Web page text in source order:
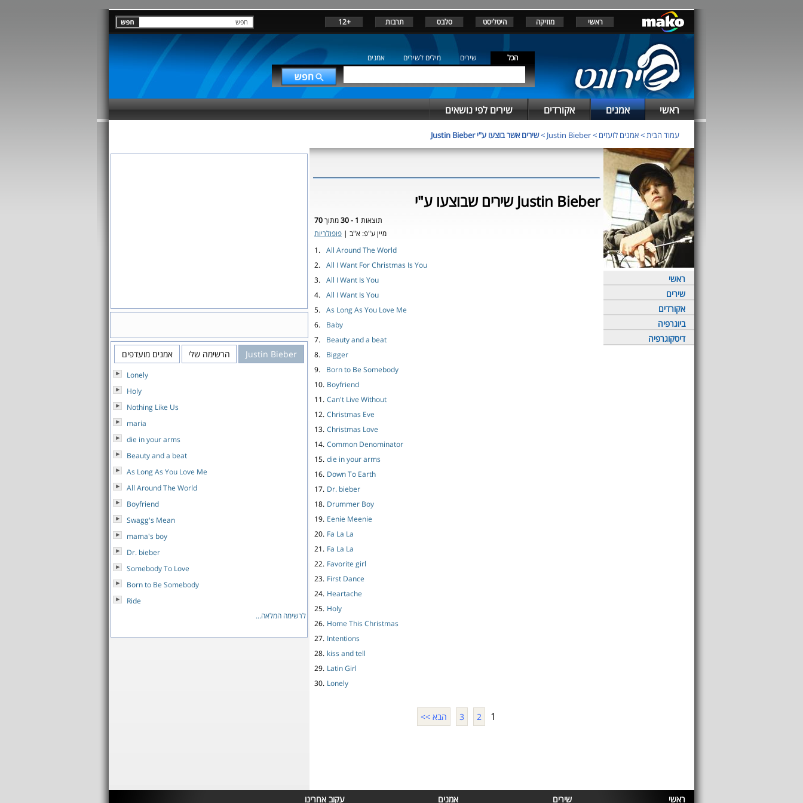
ראשי מוזיקה היטליסט סלבס תרבות +12
הכל שירים מילים לשירים אמנים
ראשי אמנים אקורדים שירים לפי נושאים
עמוד הבית>אמנים לועזים >
Justin Bieber
>שירים אשר בוצעו ע"י Justin Bieber
ראשי
שירים
אקורדים
ביוגרפיה
דיסקוגרפיה
שירים שבוצעו ע"י Justin Bieber
תוצאות 1 - 30 מתוך70
מיין ע"פ: א"ב | פופולריות
1. All Around The World
2. All I Want For Christmas Is You
3. All I Want Is You
4. All I Want Is You
5. As Long As You Love Me
6.
Baby
7.
Beauty and a beat
8.
Bigger
9.
Born to Be Somebody
10. Boyfriend
11. Can't Live Without
12. Christmas Eve
13. Christmas Love
14. Common Denominator
15. die in your arms
16. Down To Earth
17. Dr. bieber
18. Drummer Boy
19. Eenie Meenie
20. Fa La La
21. Fa La La
22. Favorite girl
23. First Dance
24. Heartache
25. Holy
26. Home This Christmas
27. Intentions
28. kiss and tell
29. Latin Girl
30. Lonely
1
2
3 הבא >>
Justin Bieber הרשימה שלי אמנים מועדפים
Lonely
Holy
Nothing Like Us
maria
die in your arms
Beauty and a beat
As Long As You Love Me
All Around The World
Boyfriend
Swagg's Mean
mama's boy
Dr. bieber
Somebody To Love
Born to Be Somebody
Ride
לרשימה המלאה...
ראשי שירים אמנים עקוב אחרינו